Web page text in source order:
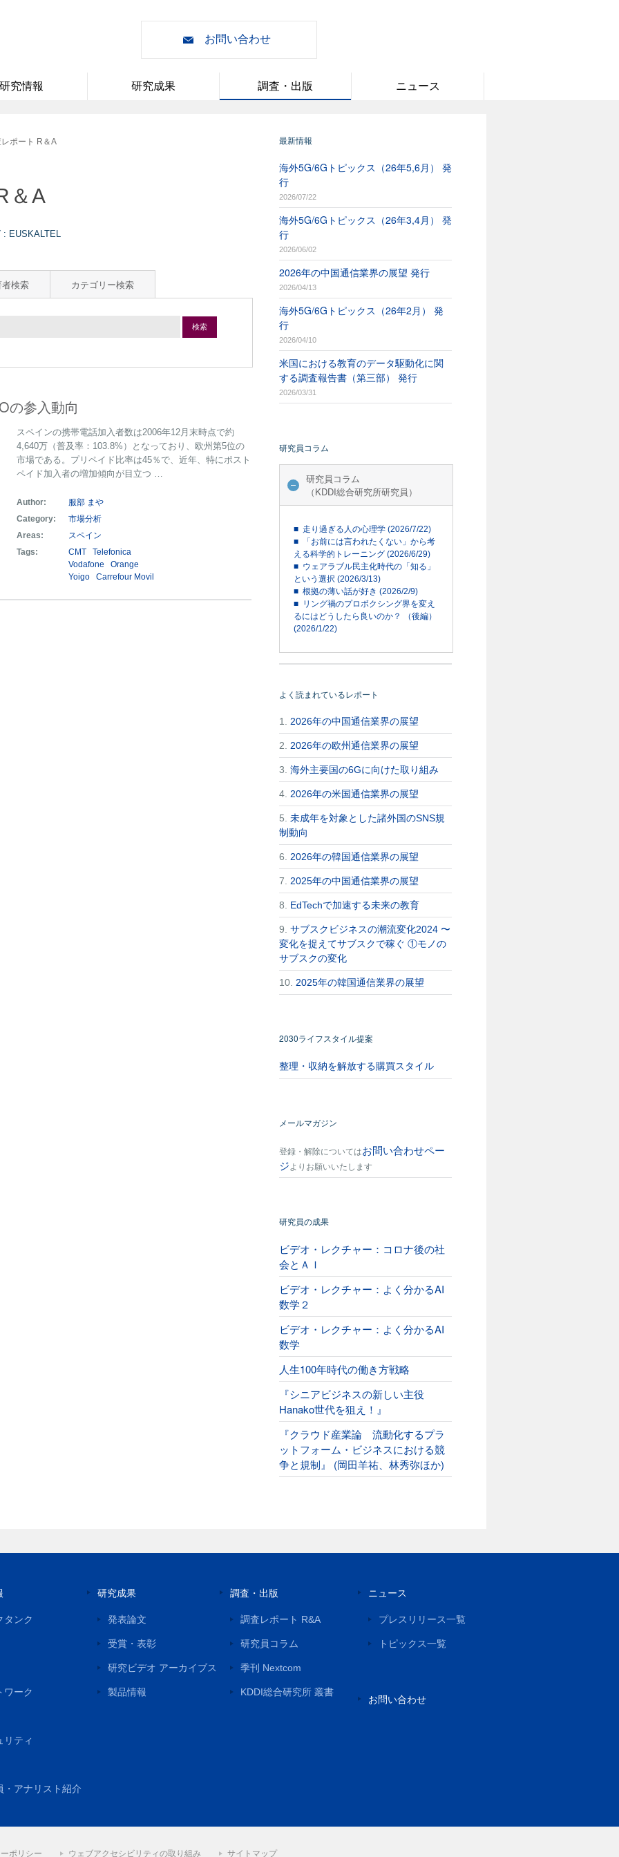
お問い合わせ
研究情報 研究成果 調査・出版 ニュース
ポート R＆A
＆A
EUSKALTEL
検索 カテゴリー検索
検索
の参入動向
スペインの携帯電話加入者数は2006年12月末時点で約
4,640万（普及率：103.8%）となっており、欧州第5位の
市場である。プリペイド比率は45％で、近年、特にポスト
ペイド加入者の増加傾向が目立つ …
Author:
服部 まや
Category:
市場分析
Areas:
スペイン
Tags:
CMT
Telefonica
Vodafone
Orange
Yoigo
Carrefour Movil
最新情報
海外5G/6Gトピックス（26年5,6月） 発
行
2026/07/22
海外5G/6Gトピックス（26年3,4月） 発
行
2026/06/02
2026年の中国通信業界の展望 発行
2026/04/13
海外5G/6Gトピックス（26年2月） 発
行
2026/04/10
米国における教育のデータ駆動化に関
する調査報告書（第三部） 発行
2026/03/31
研究員コラム
研究員コラム
（KDDI総合研究所研究員）
■ 走り過ぎる人の心理学 (2026/7/22)
■ 「お前には言われたくない」から考
える科学的トレーニング (2026/6/29)
■ ウェアラブル民主化時代の「知る」
という選択 (2026/3/13)
■ 根拠の薄い話が好き (2026/2/9)
■ リング禍のプロボクシング界を変え
るにはどうしたら良いのか？ （後編）
(2026/1/22)
よく読まれているレポート
1. 2026年の中国通信業界の展望
2. 2026年の欧州通信業界の展望
3. 海外主要国の6Gに向けた取り組み
4. 2026年の米国通信業界の展望
5. 未成年を対象とした諸外国のSNS規
制動向
6. 2026年の韓国通信業界の展望
7. 2025年の中国通信業界の展望
8. EdTechで加速する未来の教育
9. サブスクビジネスの潮流変化2024 〜
変化を捉えてサブスクで稼ぐ ①モノの
サブスクの変化
10. 2025年の韓国通信業界の展望
2030ライフスタイル提案
整理・収納を解放する購買スタイル
メールマガジン
登録・解除についてはお問い合わせペー
ジよりお願いいたします
研究員の成果
ビデオ・レクチャー：コロナ後の社
会とＡＩ
ビデオ・レクチャー：よく分かるAI
数学２
ビデオ・レクチャー：よく分かるAI
数学
人生100年時代の働き方戦略
『シニアビジネスの新しい主役
Hanako世代を狙え！』
『クラウド産業論 流動化するプラ
ットフォーム・ビジネスにおける競
争と規制』 (岡田羊祐、林秀弥ほか)
タンク
ワーク
リティ
・アナリスト紹介
研究成果
発表論文
受賞・表彰
研究ビデオ アーカイブス
製品情報
調査・出版
調査レポート R&A
研究員コラム
季刊 Nextcom
KDDI総合研究所 叢書
ニュース
プレスリリース一覧
トピックス一覧
お問い合わせ
ポリシー ウェブアクセシビリティの取り組み サイトマップ